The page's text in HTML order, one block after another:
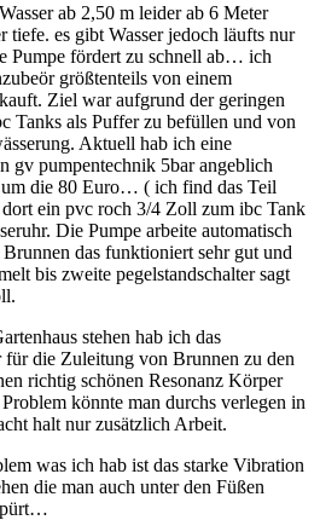
ab 2,50 m leider ab 6 Meter
tiefe. es gibt Wasser jedoch läufts nur
Pumpe fördert zu schnell ab… ich
größtenteils von einem
Ziel war aufgrund der geringen
Tanks als Puffer zu befüllen und von
Aktuell hab ich eine
gv pumpentechnik 5bar angeblich
die 80 Euro… ( ich find das Teil
dort ein pvc roch 3/4 Zoll zum ibc Tank
Die Pumpe arbeite automatisch
das funktioniert sehr gut und
bis zweite pegelstandschalter sagt
stehen hab ich das
für die Zuleitung von Brunnen zu den
richtig schönen Resonanz Körper
könnte man durchs verlegen in
halt nur zusätzlich Arbeit.
was ich hab ist das starke Vibration
die man auch unter den Füßen